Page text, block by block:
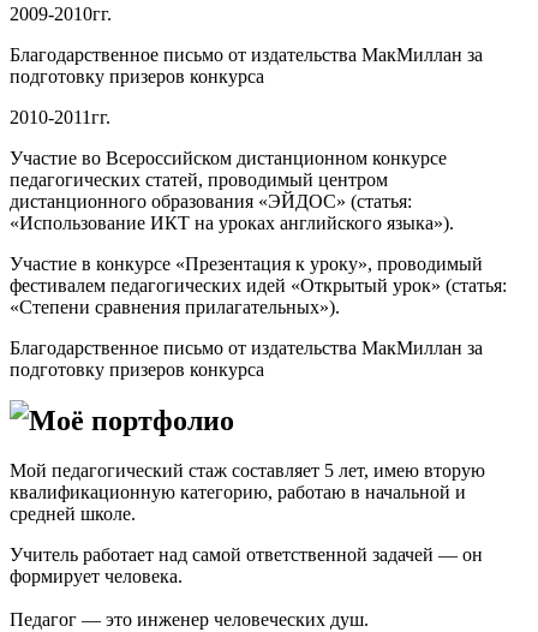
2009-2010гг.
Благодарственное письмо от издательства МакМиллан за
подготовку призеров конкурса
2010-2011гг.
Участие во Всероссийском дистанционном конкурсе
педагогических статей, проводимый центром
дистанционного образования «ЭЙДОС» (статья:
«Использование ИКТ на уроках английского языка»).
Участие в конкурсе «Презентация к уроку», проводимый
фестивалем педагогических идей «Открытый урок» (статья:
«Степени сравнения прилагательных»).
Благодарственное письмо от издательства МакМиллан за
подготовку призеров конкурса
Моё портфолио
Мой педагогический стаж составляет 5 лет, имею вторую
квалификационную категорию, работаю в начальной и
средней школе.
Учитель работает над самой ответственной задачей — он
формирует человека.
Педагог — это инженер человеческих душ.